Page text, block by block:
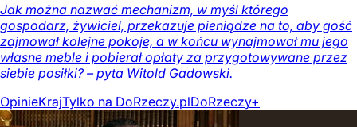
Jak można nazwać mechanizm, w myśl którego
gospodarz, żywiciel, przekazuje pieniądze na to, aby gość
zajmował kolejne pokoje, a w końcu wynajmował mu jego
własne meble i pobierał opłaty za przygotowywane przez
siebie posiłki? – pyta Witold Gadowski.
OpinieKrajTylko na DoRzeczy.plDoRzeczy+